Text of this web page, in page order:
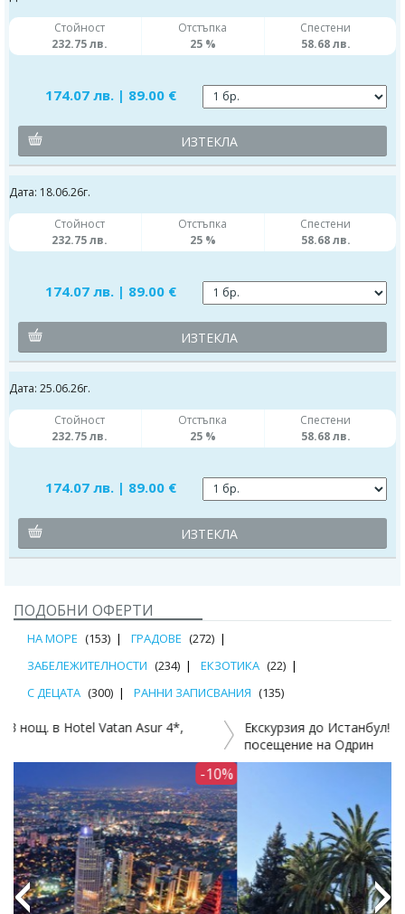
Стойност
232.75 лв.
Отстъпка
25 %
Спестени
58.68 лв.
174.07 лв. | 89.00 €
ИЗТЕКЛА
Дата: 18.06.26г.
Стойност
232.75 лв.
Отстъпка
25 %
Спестени
58.68 лв.
174.07 лв. | 89.00 €
ИЗТЕКЛА
Дата: 25.06.26г.
Стойност
232.75 лв.
Отстъпка
25 %
Спестени
58.68 лв.
174.07 лв. | 89.00 €
ИЗТЕКЛА
ПОДОБНИ ОФЕРТИ
НА МОРЕ (153) ГРАДОВЕ (272)
ЗАБЕЛЕЖИТЕЛНОСТИ (234) ЕКЗОТИКА (22)
С ДЕЦАТА (300) РАННИ ЗАПИСВАНИЯ (135)
Екскурзия до Истанбул! 3 нощувки, закуски, транспорт и